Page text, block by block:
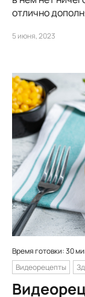
отлично
5 июня, 2023
Время готовки: 30
Видеорецепты